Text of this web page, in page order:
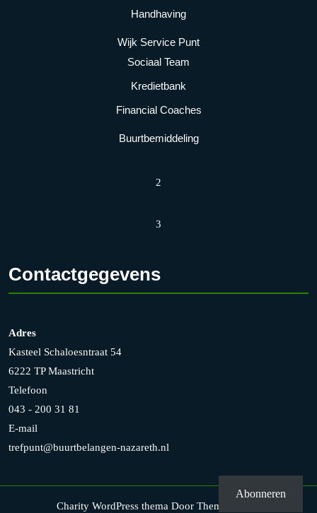
Handhaving
Wijk Service Punt
Sociaal Team
Kredietbank
Financial Coaches
Buurtbemiddeling
2
3
Contactgegevens
Adres
Kasteel Schaloesntraat 54
6222 TP Maastricht
Telefoon
043 - 200 31 81
E-mail
trefpunt@buurtbelangen-nazareth.nl
Charity WordPress thema Door Themesglance
Abonneren